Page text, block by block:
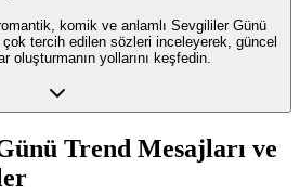
komik ve anlamlı Sevgililer Günü
tercih edilen sözleri inceleyerek, güncel
oluşturmanın yollarını keşfedin.
Trend Mesajları ve